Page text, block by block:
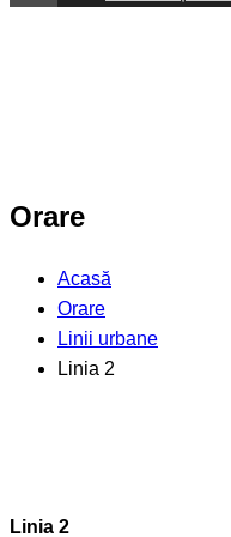
Orare
Acasă
Orare
Linii urbane
Linia 2
Linia 2